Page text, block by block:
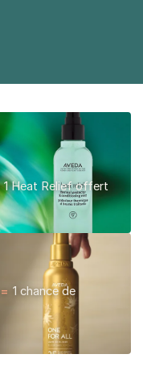
1 Heat Relief offert
= 1 chance de